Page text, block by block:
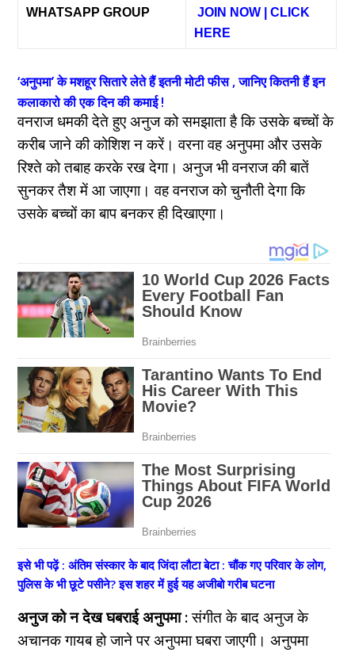
WHATSAPP GROUP
JOIN NOW | CLICK
HERE
‘अनुपमा’ के मशहूर सितारे लेते हैं इतनी मोटी फीस , जानिए कितनी हैं इन
कलाकारो की एक दिन की कमाई !
वनराज धमकी देते हुए अनुज को समझाता है कि उसके बच्चों के
करीब जाने की कोशिश न करें। वरना वह अनुपमा और उसके
रिश्ते को तबाह करके रख देगा। अनुज भी वनराज की बातें
सुनकर तैश में आ जाएगा। वह वनराज को चुनौती देगा कि
उसके बच्चों का बाप बनकर ही दिखाएगा।
इसे भी पढ़ें : अंतिम संस्कार के बाद जिंदा लौटा बेटा : चौंक गए परिवार के लोग,
पुलिस के भी छूटे पसीने? इस शहर में हुई यह अजीबो गरीब घटना
अनुज को न देख घबराई अनुपमा : संगीत के बाद अनुज के
अचानक गायब हो जाने पर अनुपमा घबरा जाएगी। अनुपमा